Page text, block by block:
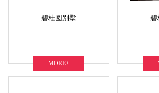
MORE+
碧桂圆别墅 碧